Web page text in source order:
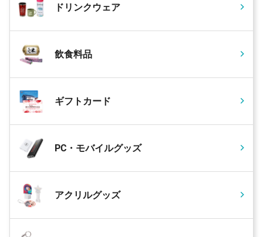
ドリンクウェア
飲食料品
ギフトカード
PC・モバイルグッズ
アクリルグッズ